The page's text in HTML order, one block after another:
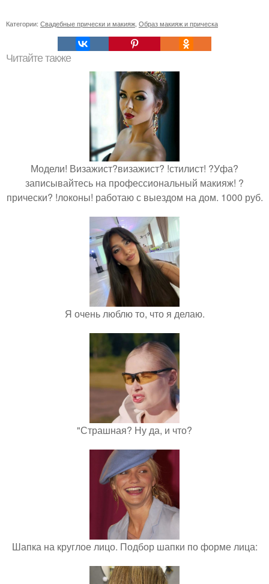
Категории: Свадебные прически и макияж Образ макияж и прическа
Читайте также
Модели! Визажист?визажист? !стилист! ?Уфа?
записывайтесь на профессиональный макияж! ?
прически? !локоны! работаю с выездом на дом. 1000 руб.
Я очень люблю то, что я делаю.
"Страшная? Ну да, и что?
Шапка на круглое лицо. Подбор шапки по форме лица: